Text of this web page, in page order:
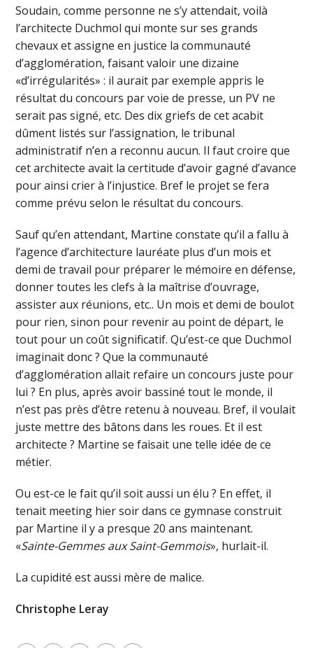
Soudain, comme personne ne s’y attendait, voilà
l’architecte Duchmol qui monte sur ses grands
chevaux et assigne en justice la communauté
d’agglomération, faisant valoir une dizaine
«d’irrégularités» : il aurait par exemple appris le
résultat du concours par voie de presse, un PV ne
serait pas signé, etc. Des dix griefs de cet acabit
dûment listés sur l’assignation, le tribunal
administratif n’en a reconnu aucun. Il faut croire que
cet architecte avait la certitude d’avoir gagné d’avance
pour ainsi crier à l’injustice. Bref le projet se fera
comme prévu selon le résultat du concours.
Sauf qu’en attendant, Martine constate qu’il a fallu à
l’agence d’architecture lauréate plus d’un mois et
demi de travail pour préparer le mémoire en défense,
donner toutes les clefs à la maîtrise d’ouvrage,
assister aux réunions, etc.. Un mois et demi de boulot
pour rien, sinon pour revenir au point de départ, le
tout pour un coût significatif. Qu’est-ce que Duchmol
imaginait donc ? Que la communauté
d’agglomération allait refaire un concours juste pour
lui ? En plus, après avoir bassiné tout le monde, il
n’est pas près d’être retenu à nouveau. Bref, il voulait
juste mettre des bâtons dans les roues. Et il est
architecte ? Martine se faisait une telle idée de ce
métier.
Ou est-ce le fait qu’il soit aussi un élu ? En effet, il
tenait meeting hier soir dans ce gymnase construit
par Martine il y a presque 20 ans maintenant.
«Sainte-Gemmes aux Saint-Gemmois», hurlait-il.
La cupidité est aussi mère de malice.
Christophe Leray